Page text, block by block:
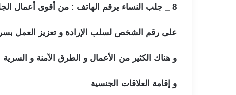
8 _ جلب النساء برقم الهاتف : من أقوى أعمال الجلب الفوري بتفعيل النبرة الصوتية و توكيل الخدام
على رقم الشخص لسلب الإرادة و تعزيز العمل
و هناك الكثير من الأعمال و الطرق الآمنة و
و إقامة العلاقات الجنسية